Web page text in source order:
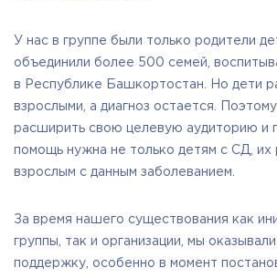
У нас в группе были только родители
объединили более 500 семей,
в Республике Башкортостан. Но дети
взрослыми, а диагноз остается.
расширить свою целевую аудиторию и
помощь нужна не только детям с СД, их
взрослым с данным заболеванием.
За время нашего существования как
группы, так и организации, мы
поддержку, особенно в момент